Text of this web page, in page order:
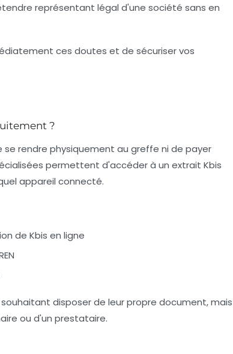
représentant légal d'une société sans en
ces doutes et de sécuriser vos
?
se rendre physiquement au greffe ni de payer
permettent d'accéder à un extrait Kbis
appareil connecté.
de Kbis en ligne
disposer de leur propre document, mais
ou d'un prestataire.